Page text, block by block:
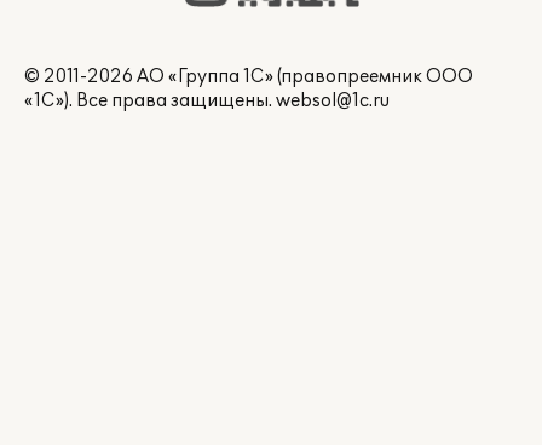
© 2011-2026 АО «Группа 1С» (правопреемник ООО
«1С»). Все права защищены. websol@1c.ru